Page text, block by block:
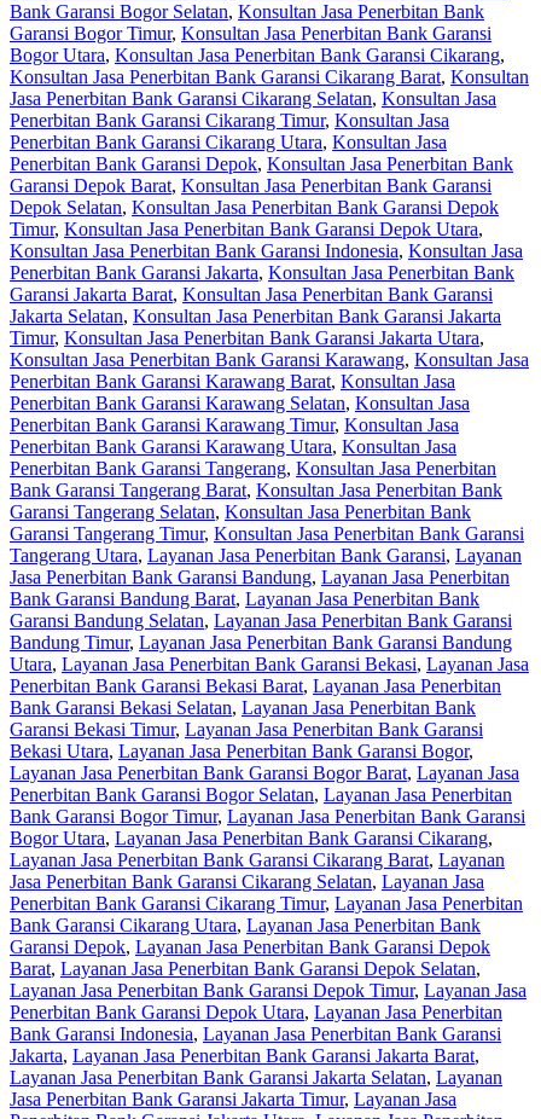
Bank Garansi Bogor Selatan, Konsultan Jasa Penerbitan Bank
Garansi Bogor Timur, Konsultan Jasa Penerbitan Bank Garansi
Bogor Utara, Konsultan Jasa Penerbitan Bank Garansi Cikarang,
Konsultan Jasa Penerbitan Bank Garansi Cikarang Barat, Konsultan
Jasa Penerbitan Bank Garansi Cikarang Selatan, Konsultan Jasa
Penerbitan Bank Garansi Cikarang Timur, Konsultan Jasa
Penerbitan Bank Garansi Cikarang Utara, Konsultan Jasa
Penerbitan Bank Garansi Depok, Konsultan Jasa Penerbitan Bank
Garansi Depok Barat, Konsultan Jasa Penerbitan Bank Garansi
Depok Selatan, Konsultan Jasa Penerbitan Bank Garansi Depok
Timur, Konsultan Jasa Penerbitan Bank Garansi Depok Utara,
Konsultan Jasa Penerbitan Bank Garansi Indonesia, Konsultan Jasa
Penerbitan Bank Garansi Jakarta, Konsultan Jasa Penerbitan Bank
Garansi Jakarta Barat, Konsultan Jasa Penerbitan Bank Garansi
Jakarta Selatan, Konsultan Jasa Penerbitan Bank Garansi Jakarta
Timur, Konsultan Jasa Penerbitan Bank Garansi Jakarta Utara,
Konsultan Jasa Penerbitan Bank Garansi Karawang, Konsultan Jasa
Penerbitan Bank Garansi Karawang Barat, Konsultan Jasa
Penerbitan Bank Garansi Karawang Selatan, Konsultan Jasa
Penerbitan Bank Garansi Karawang Timur, Konsultan Jasa
Penerbitan Bank Garansi Karawang Utara, Konsultan Jasa
Penerbitan Bank Garansi Tangerang, Konsultan Jasa Penerbitan
Bank Garansi Tangerang Barat, Konsultan Jasa Penerbitan Bank
Garansi Tangerang Selatan, Konsultan Jasa Penerbitan Bank
Garansi Tangerang Timur, Konsultan Jasa Penerbitan Bank Garansi
Tangerang Utara, Layanan Jasa Penerbitan Bank Garansi, Layanan
Jasa Penerbitan Bank Garansi Bandung, Layanan Jasa Penerbitan
Bank Garansi Bandung Barat, Layanan Jasa Penerbitan Bank
Garansi Bandung Selatan, Layanan Jasa Penerbitan Bank Garansi
Bandung Timur, Layanan Jasa Penerbitan Bank Garansi Bandung
Utara, Layanan Jasa Penerbitan Bank Garansi Bekasi, Layanan Jasa
Penerbitan Bank Garansi Bekasi Barat, Layanan Jasa Penerbitan
Bank Garansi Bekasi Selatan, Layanan Jasa Penerbitan Bank
Garansi Bekasi Timur, Layanan Jasa Penerbitan Bank Garansi
Bekasi Utara, Layanan Jasa Penerbitan Bank Garansi Bogor,
Layanan Jasa Penerbitan Bank Garansi Bogor Barat, Layanan Jasa
Penerbitan Bank Garansi Bogor Selatan, Layanan Jasa Penerbitan
Bank Garansi Bogor Timur, Layanan Jasa Penerbitan Bank Garansi
Bogor Utara, Layanan Jasa Penerbitan Bank Garansi Cikarang,
Layanan Jasa Penerbitan Bank Garansi Cikarang Barat, Layanan
Jasa Penerbitan Bank Garansi Cikarang Selatan, Layanan Jasa
Penerbitan Bank Garansi Cikarang Timur, Layanan Jasa Penerbitan
Bank Garansi Cikarang Utara, Layanan Jasa Penerbitan Bank
Garansi Depok, Layanan Jasa Penerbitan Bank Garansi Depok
Barat, Layanan Jasa Penerbitan Bank Garansi Depok Selatan,
Layanan Jasa Penerbitan Bank Garansi Depok Timur, Layanan Jasa
Penerbitan Bank Garansi Depok Utara, Layanan Jasa Penerbitan
Bank Garansi Indonesia, Layanan Jasa Penerbitan Bank Garansi
Jakarta, Layanan Jasa Penerbitan Bank Garansi Jakarta Barat,
Layanan Jasa Penerbitan Bank Garansi Jakarta Selatan, Layanan
Jasa Penerbitan Bank Garansi Jakarta Timur, Layanan Jasa